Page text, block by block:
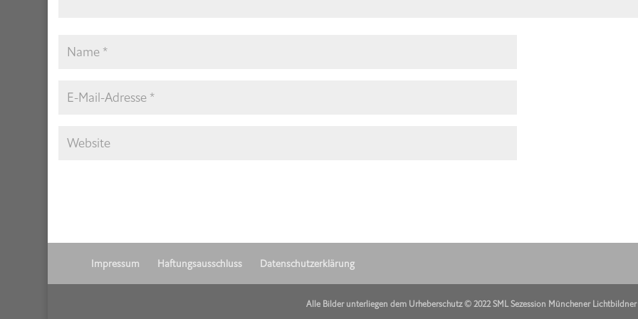
Impressum Haftungsausschluss Datenschutzerklärung
Alle Bilder unterliegen dem Urheberschutz © 2022 SML Sezession Münchener Lichtbildner